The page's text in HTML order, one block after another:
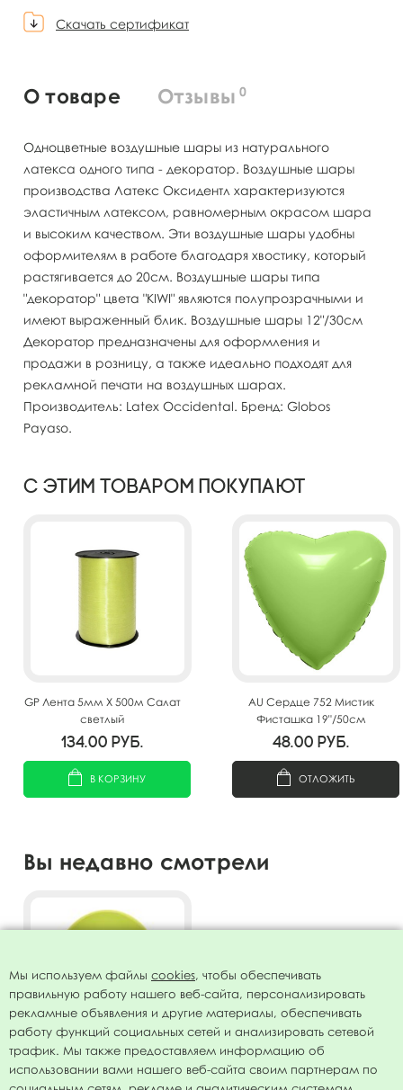
Скачать сертификат
О товаре Отзывы 0
Одноцветные воздушные шары из натурального
латекса одного типа - декоратор. Воздушные шары
производства Латекс Оксидентл характеризуются
эластичным латексом, равномерным окрасом шара
и высоким качеством. Эти воздушные шары удобны
оформителям в работе благодаря хвостику, который
растягивается до 20см. Воздушные шары типа
"декоратор" цвета "KIWI" являются полупрозрачными и
имеют выраженный блик. Воздушные шары 12"/30см
Декоратор предназначены для оформления и
продажи в розницу, а также идеально подходят для
рекламной печати на воздушных шарах.
Производитель: Latex Occidental. Бренд: Globos
Payaso.
С этим товаром покупают
GP Лента 5мм X 500м Салат
светлый
134.00 руб.
В КОРЗИНУ
AU Сердце 752 Мистик
Фисташка 19"/50см
48.00 руб.
ОТЛОЖИТЬ
Вы недавно смотрели
Воздушный шар 12"/30см
Мы используем файлы cookies, чтобы обеспечивать
правильную работу нашего веб-сайта, персонализировать
рекламные объявления и другие материалы, обеспечивать
работу функций социальных сетей и анализировать сетевой
трафик. Мы также предоставляем информацию об
использовании вами нашего веб-сайта своим партнерам по